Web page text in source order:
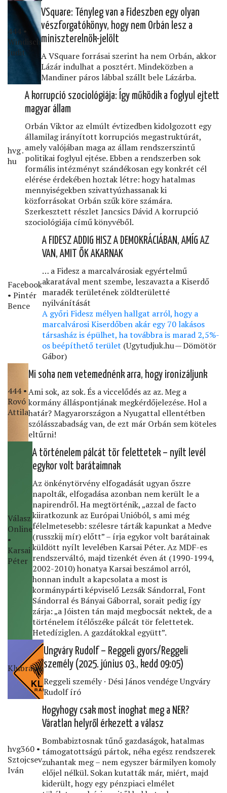
444 •
Windisch
Judit
VSquare: Tényleg van a Fideszben egy olyan
vészforgatókönyv, hogy nem Orbán lesz a
miniszterelnök-jelölt
A VSquare forrásai szerint ha nem Orbán, akkor
Lázár indulhat a posztért. Mindeközben a
Mandiner páros lábbal szállt bele Lázárba.
hvg․
hu
A korrupció szociológiája: Így működik a foglyul ejtett
magyar állam
Orbán Viktor az elmúlt évtizedben kidolgozott egy
államilag irányított korrupciós megastruktúrát,
amely valójában maga az állam rendszerszintű
politikai foglyul ejtése. Ebben a rendszerben sok
formális intézményt szándékosan egy konkrét cél
elérése érdekében hoztak létre: hogy hatalmas
mennyiségekben szivattyúzhassanak ki
közforrásokat Orbán szűk köre számára.
Szerkesztett részlet Jancsics Dávid A korrupció
szociológiája című könyvéből.
Facebook
• Pintér
Bence
A FIDESZ ADDIG HISZ A DEMOKRÁCIÁBAN, AMÍG AZ
VAN, AMIT ŐK AKARNAK
… a Fidesz a marcalvárosiak egyértelmű
akaratával ment szembe, leszavazta a Kiserdő
maradék területének zöldterületté
nyilvánítását
A győri Fidesz mélyen hallgat arról, hogy a
marcalvárosi Kiserdőben akár egy 70 lakásos
társasház is épülhet, ha továbbra is marad 2,5%-
os beépíthető terület (Ugytudjuk.hu — Dömötör
Gábor)
444 •
Rovó
Attila
Mi soha nem vetemednénk arra, hogy ironizáljunk
Ami sok, az sok. És a viccelődés az az. Meg a
kormány álláspontjának megkérdőjelezése. Hol a
határ? Magyarországon a Nyugattal ellentétben
szólásszabadság van, de ezt már Orbán sem köteles
eltűrni!
Válasz
Online
•
Karsai
Péter
A történelem pálcát tör felettetek – nyílt levél
egykor volt barátaimnak
Az önkénytörvény elfogadását ugyan őszre
napolták, elfogadása azonban nem került le a
napirendről. Ha megtörténik, „azzal de facto
kiiratkozunk az Európai Unióból, s ami még
félelmetesebb: szélesre tárták kapunkat a Medve
(russzkij mír) előtt” – írja egykor volt barátainak
küldött nyílt levelében Karsai Péter. Az MDF-es
rendszerváltó, majd tizenkét éven át (1990-1994,
2002-2010) honatya Karsai beszámol arról,
honnan indult a kapcsolata a most is
kormánypárti képviselő Lezsák Sándorral, Font
Sándorral és Bányai Gáborral, sorait pedig így
zárja: „a Jóisten tán majd megbocsát nektek, de a
történelem ítélőszéke pálcát tör felettetek.
Hetedíziglen. A gazdátokkal együtt”.
Klubrádió
Ungváry Rudolf – Reggeli gyors/Reggeli
személy (2025. június 03., kedd 09:05)
Reggeli személy · Dési János vendége Ungváry
Rudolf író
hvg360 •
Sztojcsev
Iván
Hogyhogy csak most inoghat meg a NER?
Váratlan helyről érkezett a válasz
Bombabiztosnak tűnő gazdaságok, hatalmas
támogatottságú pártok, néha egész rendszerek
zuhantak meg – nem egyszer bármilyen komoly
előjel nélkül. Sokan kutatták már, miért, majd
kiderült, hogy egy pénzpiaci elmélet